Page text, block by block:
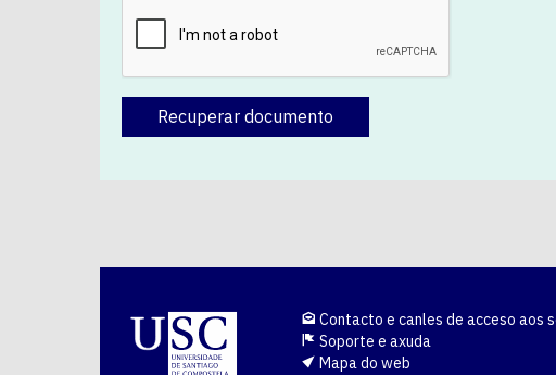
Recuperar documento
Contacto e canles de acceso aos
Soporte e axuda
Mapa do web